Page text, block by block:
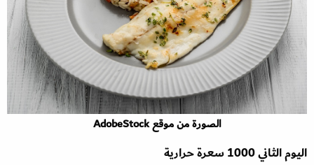
الصورة من موقع AdobeStock
اليوم الثاني 1000 سعرة حرارية